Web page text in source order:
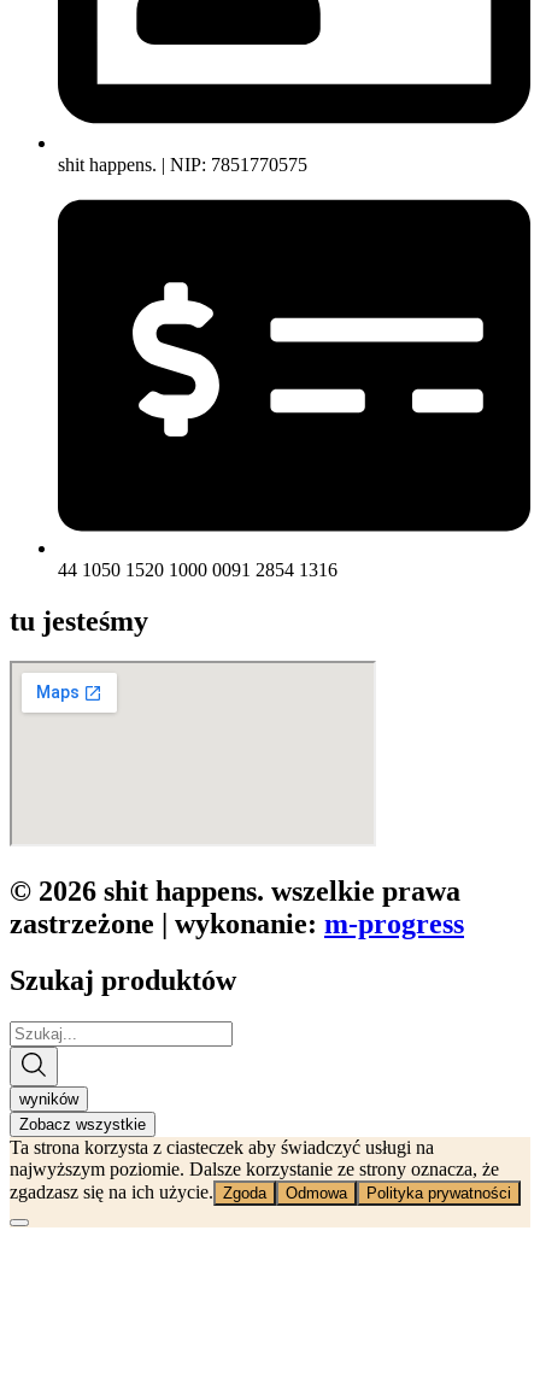
shit happens. | NIP: 7851770575
44 1050 1520 1000 0091 2854 1316
tu jesteśmy
© 2026 shit happens. wszelkie prawa
zastrzeżone | wykonanie: m-progress
Szukaj produktów
Search
...
wyników
Zobacz wszystkie
Ta strona korzysta z ciasteczek aby świadczyć usługi na
najwyższym poziomie. Dalsze korzystanie ze strony oznacza, że
zgadzasz się na ich użycie. Zgoda Odmowa Polityka prywatności